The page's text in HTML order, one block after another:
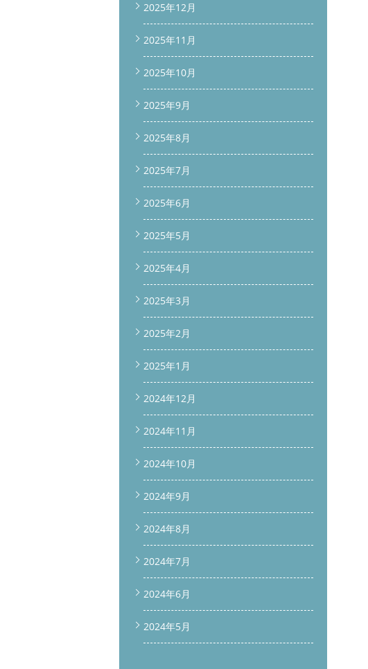
2025年12月
2025年11月
2025年10月
2025年9月
2025年8月
2025年7月
2025年6月
2025年5月
2025年4月
2025年3月
2025年2月
2025年1月
2024年12月
2024年11月
2024年10月
2024年9月
2024年8月
2024年7月
2024年6月
2024年5月